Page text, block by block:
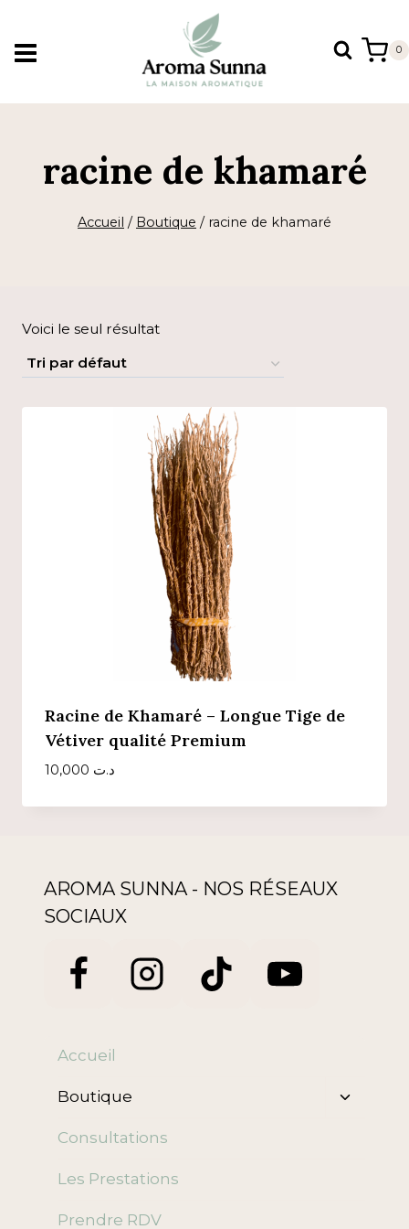
contenu
0
racine de khamaré
Accueil / Boutique / racine de khamaré
Voici le seul résultat
Racine de Khamaré – Longue Tige de
Vétiver qualité Premium
د.ت
AROMA SUNNA - NOS RÉSEAUX
SOCIAUX
Accueil
Boutique
Ouvrir/
Consultations
Les Prestations
Prendre RDV